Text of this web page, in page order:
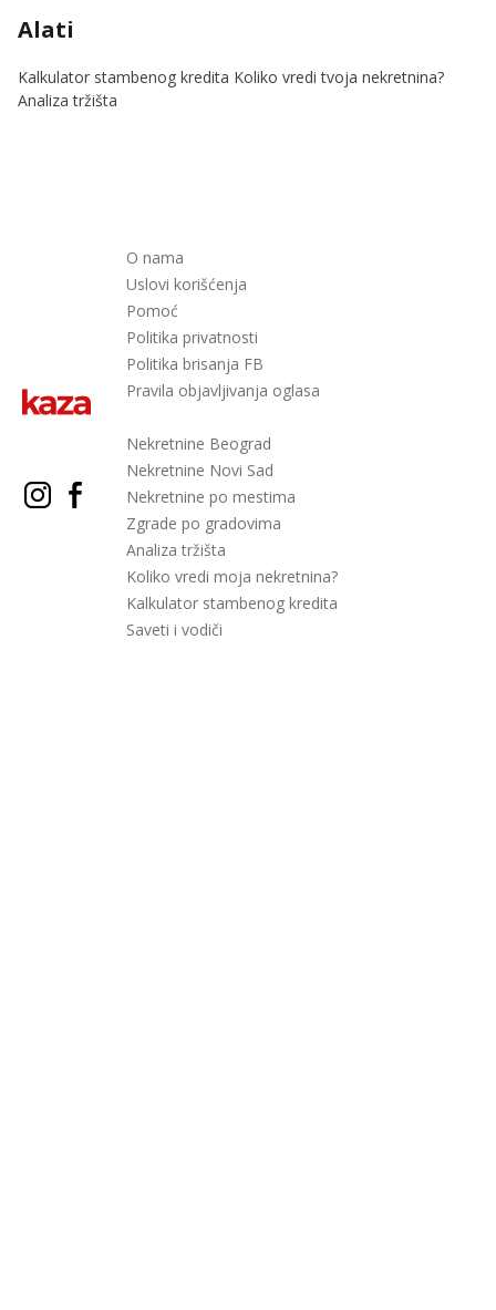
Alati
Kalkulator stambenog kredita Koliko vredi tvoja nekretnina?
Analiza tržišta
O nama
Uslovi korišćenja
Pomoć
Politika privatnosti
Politika brisanja FB
Pravila objavljivanja oglasa
Nekretnine Beograd
Nekretnine Novi Sad
Nekretnine po mestima
Zgrade po gradovima
Analiza tržišta
Koliko vredi moja nekretnina?
Kalkulator stambenog kredita
Saveti i vodiči